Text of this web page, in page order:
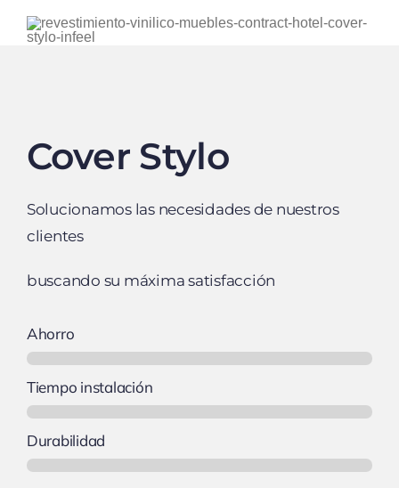
Cover Stylo
Solucionamos las necesidades de nuestros
clientes
buscando su máxima satisfacción
Ahorro
Tiempo instalación
Durabilidad